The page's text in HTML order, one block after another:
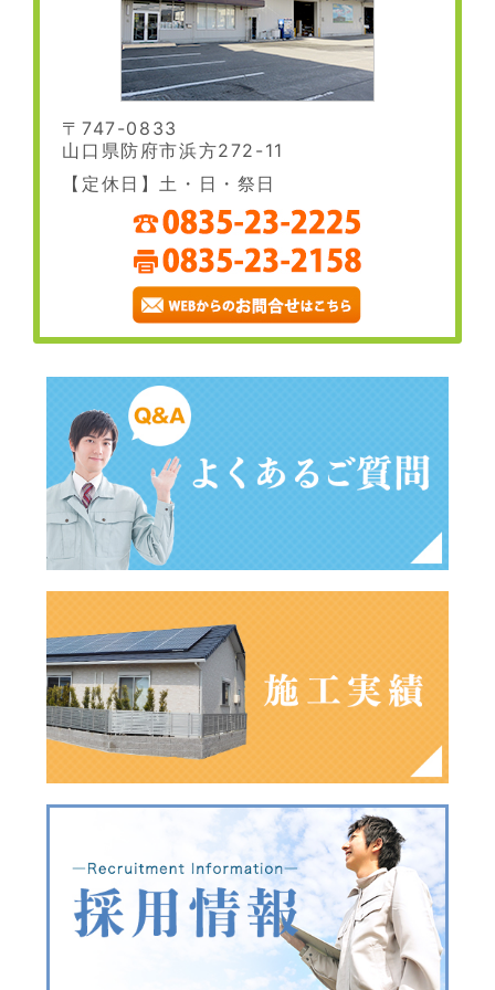
〒747-0833
山口県防府市浜方272-11
【定休日】土・日・祭日